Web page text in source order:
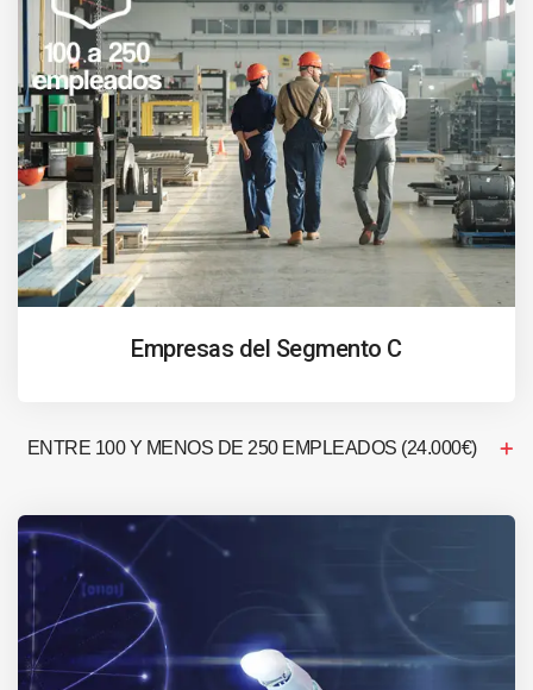
Empresas del Segmento C
ENTRE 100 Y MENOS DE 250 EMPLEADOS (24.000€)